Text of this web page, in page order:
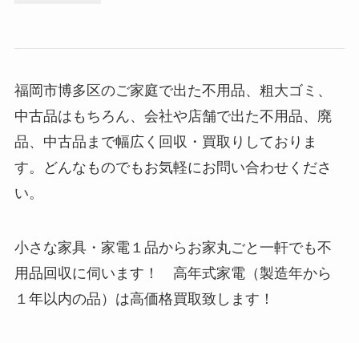
福岡市博多区のご家庭で出た不用品、粗大ゴミ、
中古品はもちろん、会社や店舗で出た不用品、廃
品、中古品まで幅広く回収・買取りしておりま
す。どんなものでもお気軽にお問い合わせくださ
い。
小さな家具・家電１品からお家丸ごと一軒でも不
用品回収に伺います！ 高年式家電（製造年から
１年以内の品）は高価格買取致します！